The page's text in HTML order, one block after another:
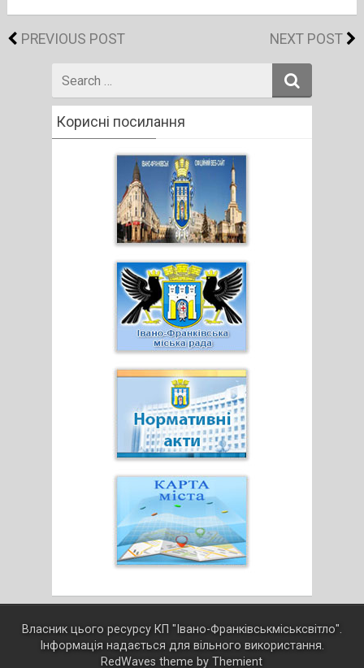
PREVIOUS POST NEXT POST
for
Корисні посилання
Власник цього ресурсу КП "Івано-Франківськміськсвітло".
Інформація надається для вільного використання.
RedWaves theme byThemient